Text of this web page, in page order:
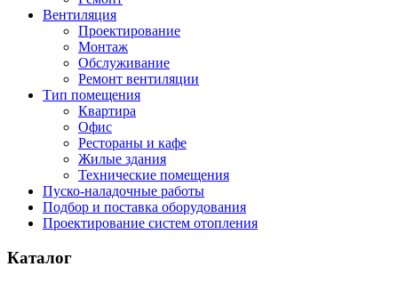
Вентиляция
Проектирование
Монтаж
Обслуживание
Ремонт вентиляции
Тип помещения
Квартира
Офис
Рестораны и кафе
Жилые здания
Технические помещения
Пуско-наладочные работы
Подбор и поставка оборудования
Проектирование систем отопления
Каталог